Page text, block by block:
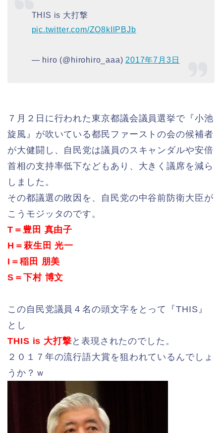
THIS is 大打撃
pic.twitter.com/ZO8kIlPBJb
— hiro (@hirohiro_aaa) 2017年7月3日
７月２日に行われた東京都議会議員選挙で『小池
旋風』が吹いている都民ファーストの会の候補者
が大健闘し、自民党は議員のスキャンダルや安倍
首相の支持率低下などもあり、大きく議席を減ら
しました。
その都議選の敗因を、自民党の中谷前防衛大臣が
こうモジッタのです。
T＝豊田 真由子
H＝萩生田 光一
I＝稲田 朋美
S＝下村 博文
この自民党議員４名の頭文字をとって『THIS』
とし
THIS is 大打撃 と表現されたのでした。
２０１７年の流行語大賞を狙われているんでしょ
うか？ｗ